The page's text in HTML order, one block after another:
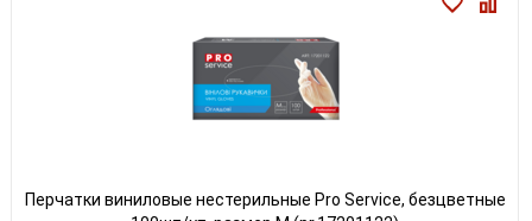
Перчатки виниловые нестерильные Pro Service, безцветные